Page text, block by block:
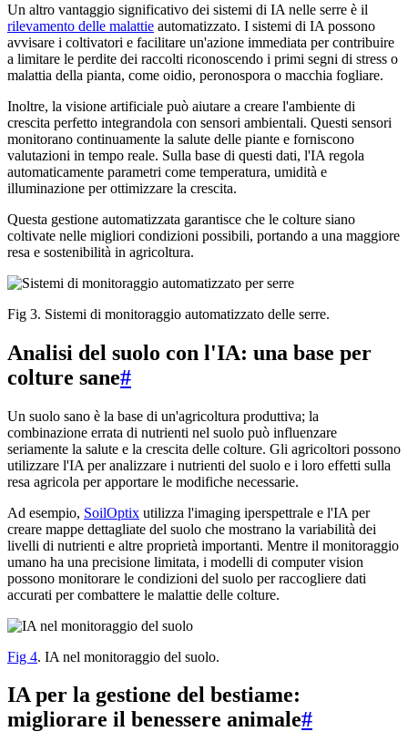
Un altro vantaggio significativo dei sistemi di IA nelle serre è il
rilevamento delle malattie automatizzato. I sistemi di IA possono
avvisare i coltivatori e facilitare un'azione immediata per contribuire
a limitare le perdite dei raccolti riconoscendo i primi segni di stress o
malattia della pianta, come oidio, peronospora o macchia fogliare.
Inoltre, la visione artificiale può aiutare a creare l'ambiente di
crescita perfetto integrandola con sensori ambientali. Questi sensori
monitorano continuamente la salute delle piante e forniscono
valutazioni in tempo reale. Sulla base di questi dati, l'IA regola
automaticamente parametri come temperatura, umidità e
illuminazione per ottimizzare la crescita.
Questa gestione automatizzata garantisce che le colture siano
coltivate nelle migliori condizioni possibili, portando a una maggiore
resa e sostenibilità in agricoltura.
Fig 3. Sistemi di monitoraggio automatizzato delle serre.
Analisi del suolo con l'IA: una base per
colture sane#
Un suolo sano è la base di un'agricoltura produttiva; la
combinazione errata di nutrienti nel suolo può influenzare
seriamente la salute e la crescita delle colture. Gli agricoltori possono
utilizzare l'IA per analizzare i nutrienti del suolo e i loro effetti sulla
resa agricola per apportare le modifiche necessarie.
Ad esempio, SoilOptix utilizza l'imaging iperspettrale e l'IA per
creare mappe dettagliate del suolo che mostrano la variabilità dei
livelli di nutrienti e altre proprietà importanti. Mentre il monitoraggio
umano ha una precisione limitata, i modelli di computer vision
possono monitorare le condizioni del suolo per raccogliere dati
accurati per combattere le malattie delle colture.
Fig 4. IA nel monitoraggio del suolo.
IA per la gestione del bestiame:
migliorare il benessere animale#